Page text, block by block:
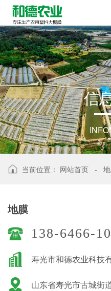
信
当前位置： 网站首页 -
地膜
138-6466-
寿光市和德农业科技
山东省寿光市古城街